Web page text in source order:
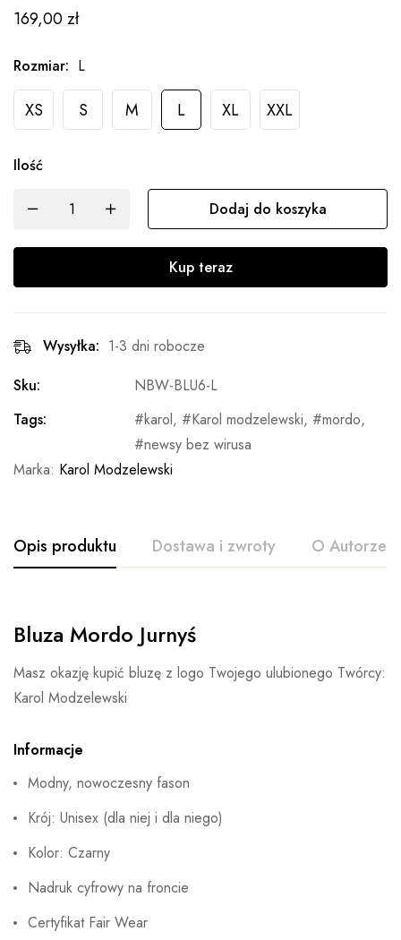
169,00zł
Rozmiar: L
XS S M L XL XXL
Ilość
Dodaj do koszyka
Kup teraz
Wysyłka: 1-3 dni robocze
Sku:
NBW-BLU6-L
Tags:
karol, Karol modzelewski, mordo,
newsy bez wirusa
Marka: Karol Modzelewski
Opis produktu Dostawa i zwroty O Autorze
Bluza Mordo Jurnyś
Masz okazję kupić bluzę z logo Twojego ulubionego Twórcy:
Karol Modzelewski
Informacje
Modny, nowoczesny fason
Krój: Unisex (dla niej i dla niego)
Kolor: Czarny
Nadruk cyfrowy na froncie
Certyfikat Fair Wear